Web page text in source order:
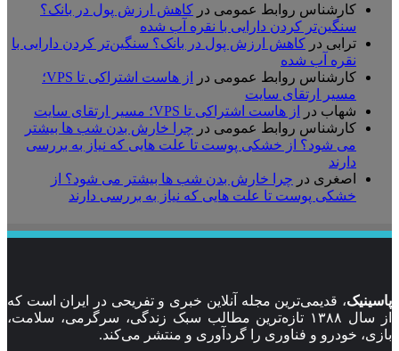
کارشناس روابط عمومیدر کاهش ارزش پول در بانک؟
سنگین‌تر کردن دارایی با نقره آب شده
ترابی در کاهش ارزش پول در بانک؟ سنگین‌تر کردن دارایی با
نقره آب شده
کارشناس روابط عمومیدر
از هاست اشتراکی تا VPS؛
مسیر ارتقای سایت
شهابدر از هاست اشتراکی تا VPS؛ مسیر ارتقای سایت
کارشناس روابط عمومیدر چرا خارش بدن شب ها بیشتر
می شود؟ از خشکی پوست تا علت هایی که نیاز به بررسی
دارند
اصغری در چرا خارش بدن شب ها بیشتر می شود؟ از
خشکی پوست تا علت هایی که نیاز به بررسی دارند
، قدیمی‌ترین مجله آنلاین خبری و تفریحی در ایران است که
از سال ۱۳۸۸ تازه‌ترین مطالب سبک زندگی، سرگرمی، سلامت،
خودرو و فناوری را گردآوری و منتشر می‌کند.